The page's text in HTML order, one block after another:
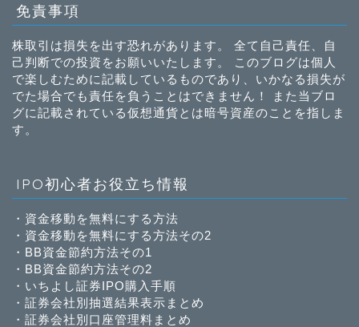
免責事項
株取引は損失を出す恐れがあります。 全て自己責任、自
己判断での投資をお願いいたします。 このブログは個人
で楽しむために記載しているものであり、いかなる損失が
でた場合でも責任を負うことはできません！ また当ブロ
グに記載されている仮想通貨とは暗号資産のことを指しま
す。
IPO初心者お役立ち情報
・ 資金移動を無料にする方法
・ 資金移動を無料にする方法その2
・ BB資金節約方法その1
・ BB資金節約方法その2
・ いちよし証券IPO購入手順
・ 証券会社別抽選結果表示まとめ
・ 証券会社別口座管理料まとめ